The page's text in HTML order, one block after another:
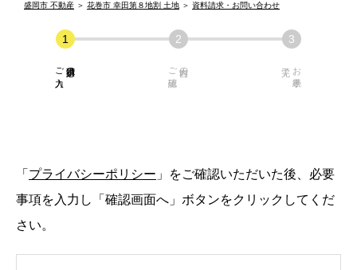
盛岡市 不動産 ＞ 花巻市 幸田第８地割 土地 ＞ 資料請求・お問い合わせ
必須項目の
ご入力 内容の
ご確認 お手続き
「 プライバシーポリシー 」をご確認いただいた後、必要
事項を入力し「確認画面へ」ボタンをクリックしてくだ
さい。